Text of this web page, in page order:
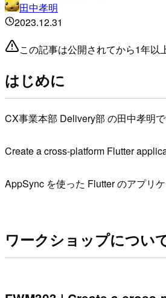
田中孝明
2023.12.31
この記事は公開されてから1年以
はじめに
CX事業本部 Delivery部 の田中孝明で
Create a cross-platform Flutter
AppSync を使った Flutter のアプリ
ワークショップについ